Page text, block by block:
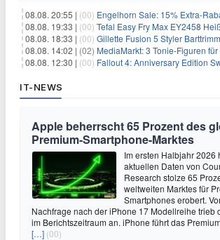
08.08. 20:55 | (00) Engelhorn Sale: 15% Extra-Rabatt on top auf
08.08. 19:33 | (00) Tefal Easy Fry Max EY2458
08.08. 18:33 | (00) Gillette Fusion 5 Styler Barttrimmer und
08.08. 14:02 | (02) MediaMarkt: 3 Tonie-Figuren
08.08. 12:30 | (00) Fallout 4: Anniversary Edition
IT-NEWS
Apple beherrscht 65 Prozent des
Premium-Smartphone-Marktes
Im ersten Halbjahr 2026
aktuellen Daten von
Research stolze 65
weltweiten Marktes für
Smartphones erobert.
Nachfrage nach der iPhone 17 Modellreihe trieb
im Berichtszeitraum an. iPhone führt das
[…] (00)